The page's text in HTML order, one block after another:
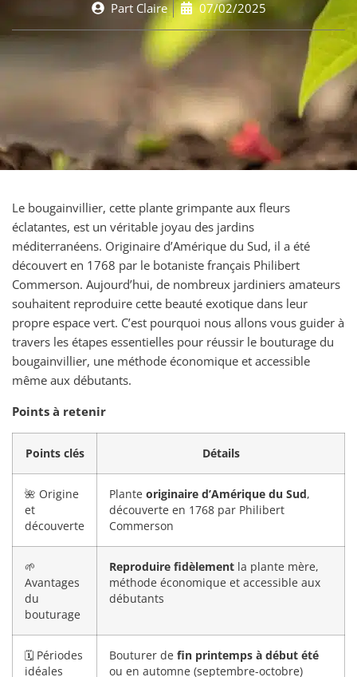
PartClaire 07/02/2025
Le bougainvillier, cette plante grimpante aux fleurs
éclatantes, est un véritable joyau des jardins
méditerranéens. Originaire d’Amérique du Sud, il a été
découvert en 1768 par le botaniste français Philibert
Commerson. Aujourd’hui, de nombreux jardiniers amateurs
souhaitent reproduire cette beauté exotique dans leur
propre espace vert. C’est pourquoi nous allons vous guider à
travers les étapes essentielles pour réussir le bouturage du
bougainvillier, une méthode économique et accessible
même aux débutants.
Points à retenir
Points clés Détails
🌺 Origine
et
découverte
Plante originaire d’Amérique du Sud,
découverte en 1768 par Philibert
Commerson
🌱
Avantages
du
bouturage
Reproduire fidèlement la plante mère,
méthode économique et accessible aux
débutants
🗓️ Périodes
idéales
Bouturer de fin printemps à début été
ou en automne (septembre-octobre)